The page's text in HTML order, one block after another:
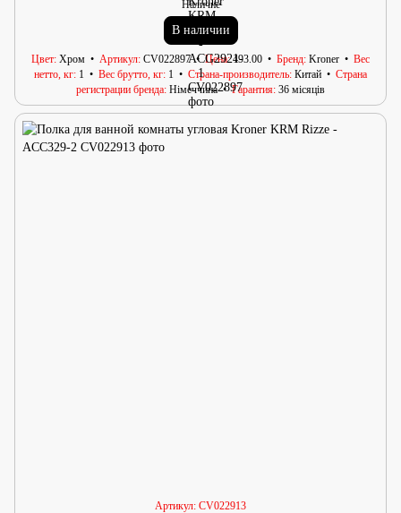
Наличие
В наличии
Цвет Хром Артикул CV022897 Цена 493.00 Бренд Kroner
Вес
нетто, кг 1 Вес брутто, кг 1 Страна-производитель Китай
Страна
регистрации бренда Німеччина Гарантия 36 місяців
Артикул: CV022913